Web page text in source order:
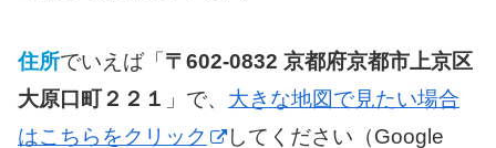
住所でいえば「 〒602-0832 京都府京都市上京区
大原口町２２１ 」で、 大きな地図で見たい場合
はこちらをクリック
してください（Google